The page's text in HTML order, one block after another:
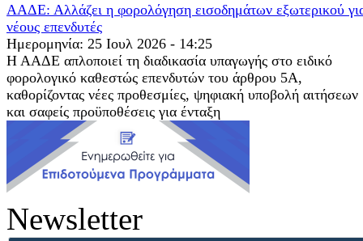
ΑΑΔΕ: Αλλάζει η φορολόγηση εισοδημάτων εξωτερικού
νέους επενδυτές
Ημερομηνία: 25 Ιουλ 2026 - 14:25
Η ΑΑΔΕ απλοποιεί τη διαδικασία υπαγωγής στο ειδικό
φορολογικό καθεστώς επενδυτών του άρθρου 5Α,
καθορίζοντας νέες προθεσμίες, ψηφιακή υποβολή αιτήσεων
και σαφείς προϋποθέσεις για ένταξη
Newsletter